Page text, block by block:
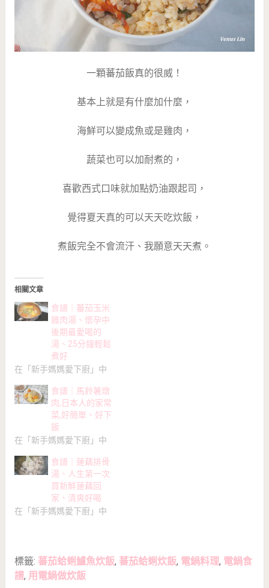
一顆蕃茄飯真的很威！
基本上就是有什麼加什麼，
海鮮可以變成魚或是雞肉，
蔬菜也可以加耐煮的，
喜歡西式口味就加點奶油跟起司，
覺得夏天真的可以天天吃炊飯，
煮飯完全不會流汗、我願意天天煮。
相關文章
食譜｜蕃茄玉米
雞肉湯、懷孕中
後期最愛喝的
湯、25分鐘輕鬆
煮好
在「新手媽媽愛下廚」中
食譜｜馬鈴薯燉
肉,日本人的家常
菜,好簡單、好下
飯
在「新手媽媽愛下廚」中
食譜｜蓮藕排骨
湯、人生第一次
買新鮮蓮藕回
家、清爽好喝
在「新手媽媽愛下廚」中
標籤: 蕃茄蛤蜊鱸魚炊飯, 蕃茄蛤蜊炊飯, 電鍋料理, 電鍋食
譜, 用電鍋做炊飯